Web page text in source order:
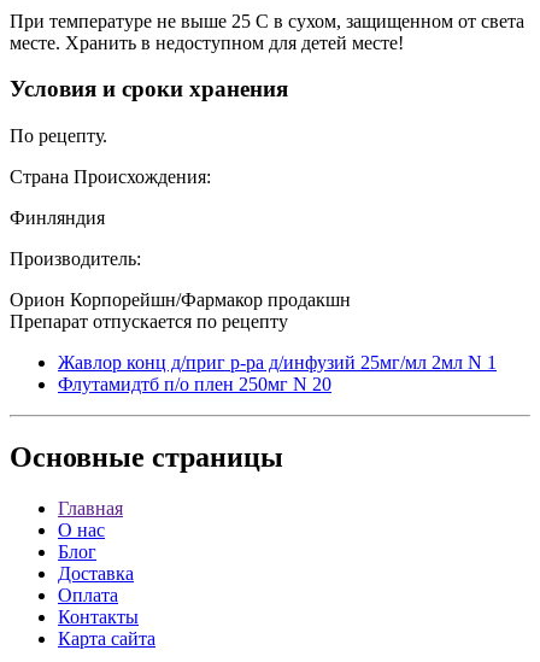
При температуре не выше 25 С в сухом, защищенном от света
месте. Хранить в недоступном для детей месте!
Условия и сроки хранения
По рецепту.
Страна Происхождения:
Финляндия
Производитель:
Орион Корпорейшн/Фармакор продакшн
Препарат отпускается по рецепту
Жавлор конц д/приг р-ра д/инфузий 25мг/мл 2мл N 1
Флутамидтб п/о плен 250мг N 20
Основные страницы
Главная
О нас
Блог
Доставка
Оплата
Контакты
Карта сайта